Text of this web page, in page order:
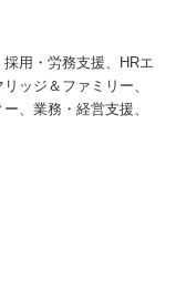
用・労務支援、HRエ
ッジ＆ファミリー、
、業務・経営支援、